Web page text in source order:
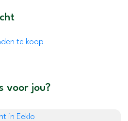
te koop
voor jou?